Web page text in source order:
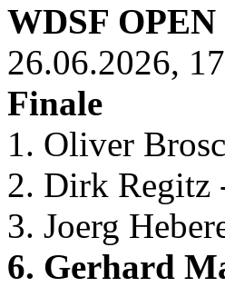
WDSF
26.06.2026,
Finale
1. Oliver
2. Dirk Regitz
3. Joerg
6. Gerhard